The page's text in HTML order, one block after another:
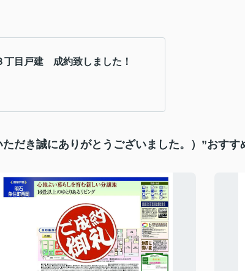
丁目戸建 成約致しました！
だき誠にありがとうございました。）”おすす